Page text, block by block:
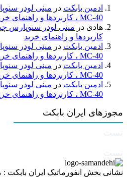
ادمین بابکت در
MC-40 ، کاربردها و راهنمای خرید
هادی در
کاربردها و راهنمای خرید
ادمین بابکت در
MC-40 ، کاربردها و راهنمای خرید
ادمین بابکت در
MC-40 ، کاربردها و راهنمای خرید
ادمین بابکت در
MC-40 ، کاربردها و راهنمای خرید
مجوزهای ایران بابکت
نشانی بخش انفورماتیک ایران بابکت